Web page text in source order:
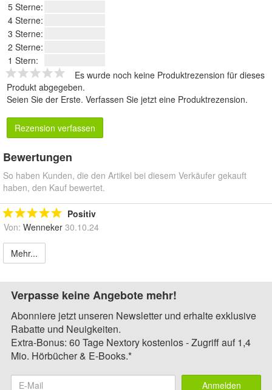
5 Sterne:
4 Sterne:
3 Sterne:
2 Sterne:
1 Stern:
Es wurde noch keine Produktrezension für dieses
Produkt abgegeben.
Seien Sie der Erste. Verfassen Sie jetzt eine Produktrezension.
Rezension verfassen
Bewertungen
So haben Kunden, die den Artikel bei diesem Verkäufer gekauft
haben, den Kauf bewertet.
Positiv
Von: Wenneker 30.10.24
Mehr...
Verpasse keine Angebote mehr!
Abonniere jetzt unseren Newsletter und erhalte exklusive
Rabatte und Neuigkeiten.
Extra-Bonus: 60 Tage Nextory kostenlos - Zugriff auf 1,4
Mio. Hörbücher & E-Books.*
Anmelden